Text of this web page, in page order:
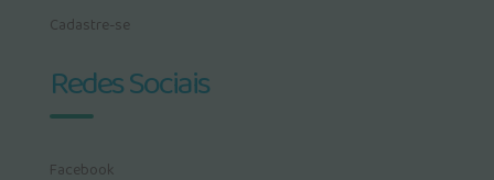
Cadastre-se
Redes Sociais
Facebook